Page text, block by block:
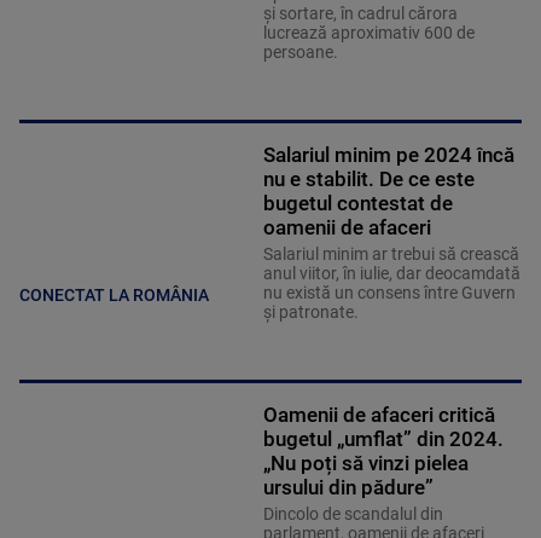
și sortare, în cadrul cărora
lucrează aproximativ 600 de
persoane.
CONECTAT LA ROMÂNIA
Salariul minim pe 2024 încă
nu e stabilit. De ce este
bugetul contestat de
oamenii de afaceri
Salariul minim ar trebui să crească
anul viitor, în iulie, dar deocamdată
nu există un consens între Guvern
și patronate.
Oamenii de afaceri critică
bugetul „umflat” din 2024.
„Nu poți să vinzi pielea
ursului din pădure”
Dincolo de scandalul din
parlament, oamenii de afaceri